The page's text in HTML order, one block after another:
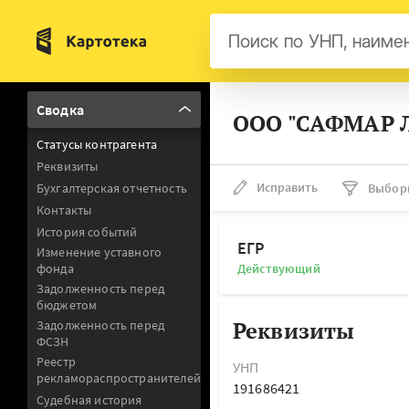
Сводка
Статусы контрагента
Реквизиты
Бухгалтерская отчетность
Контакты
История событий
Изменение уставного
фонда
Задолженность перед
бюджетом
Задолженность перед
ФСЗН
Реестр
рекламораспространителей
Судебная история
ООО "САФМАР
Исправить
ЕГР
Действующий
Реквизиты
УНП
191686421